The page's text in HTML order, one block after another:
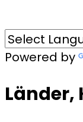
Powered by
Länder,